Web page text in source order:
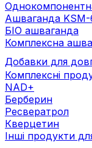
Ашваганда
БІО ашваганда
Комплексна
Добавки для
Комплексні
NAD+
Берберин
Ресвератрол
Кверцетин
Інші продукти